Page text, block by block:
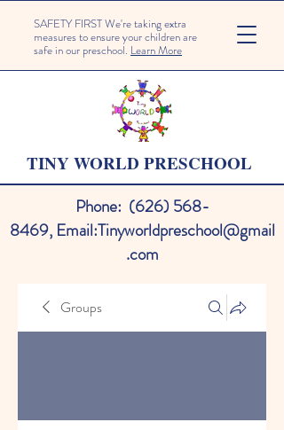
SAFETY FIRST We're taking extra
measures to ensure your children are
safe in our preschool. Learn More
TINY WORLD PRESCHOOL
Phone: (626) 568-
8469, Email:Tinyworldpreschool@gmail
.com
Groups